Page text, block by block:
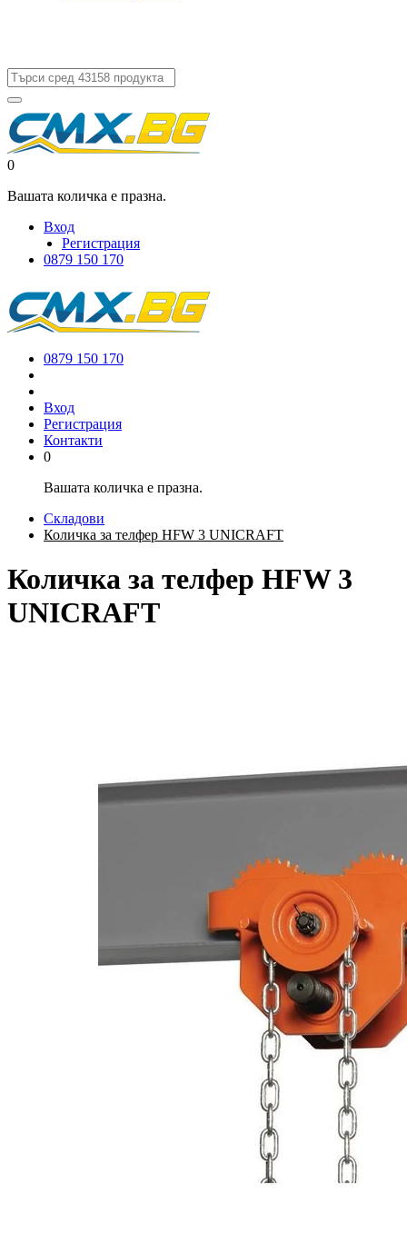
0
Вашата количка е празна.
Вход
Регистрация
0879 150 170
0879 150 170
Вход
Регистрация
Контакти
0
Вашата количка е празна.
Складови
Количка за телфер HFW 3 UNICRAFT
Количка за телфер HFW 3
UNICRAFT